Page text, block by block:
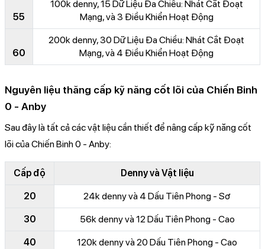
55
100k denny, 15 Dữ Liệu Đa Chiều: Nhát Cắt Đoạt
Mạng, và 3 Điều Khiển Hoạt Động
60
200k denny, 30 Dữ Liệu Đa Chiều: Nhát Cắt Đoạt
Mạng, và 4 Điều Khiển Hoạt Động
Nguyên liệu thăng cấp kỹ năng cốt lõi của Chiến Binh
0 - Anby
Sau đây là tất cả các vật liệu cần thiết để nâng cấp kỹ năng cốt
lõi của Chiến Binh 0 - Anby:
Cấp độ Denny và Vật liệu
20 24k denny và 4 Dấu Tiên Phong - Sơ
30 56k denny và 12 Dấu Tiên Phong - Cao
40 120k denny và 20 Dấu Tiên Phong - Cao